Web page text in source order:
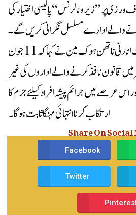
ورزی پر ”زیرو ٹالرنس“ پالیسی اختیار کی
والے ادارے مسلسل نگرانی کریں گے۔
لاس اینجلس کے ڈسٹرکٹ اٹارنی ناتھن ہوک مین نے کہا کہ 11 جون
شہر میں قانون نافذ کرنے والے اداروں کی غیر
اس عرصے میں جرائم پیشہ افراد کیلئے جرم کا
ارتکاب کرنا انتہائی مہنگا ثابت ہوگا۔
Share On
Facebook
Twitter